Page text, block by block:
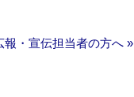
報・宣伝担当者の方へ »